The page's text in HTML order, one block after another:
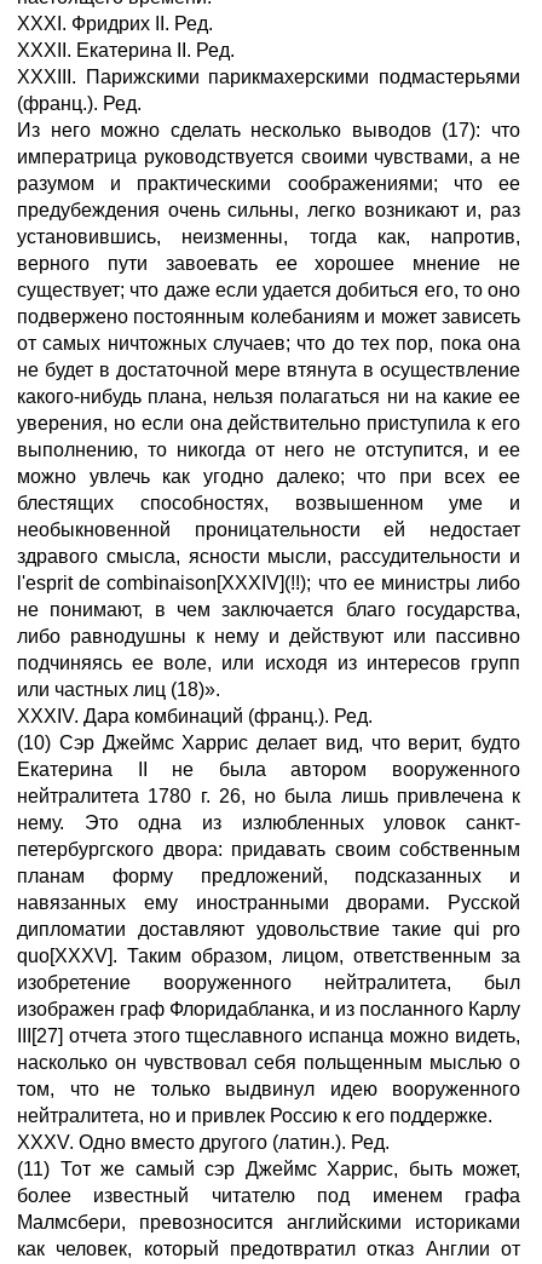
XXXI. Фридрих II. Ред.
XXXII. Екатерина II. Ред.
XXXIII. Парижскими парикмахерскими подмастерьями
(франц.). Ред.
Из него можно сделать несколько выводов (17): что
императрица руководствуется своими чувствами, а не
разумом и практическими соображениями; что ее
предубеждения очень сильны, легко возникают и, раз
установившись, неизменны, тогда как, напротив,
верного пути завоевать ее хорошее мнение не
существует; что даже если удается добиться его, то оно
подвержено постоянным колебаниям и может зависеть
от самых ничтожных случаев; что до тех пор, пока она
не будет в достаточной мере втянута в осуществление
какого-нибудь плана, нельзя полагаться ни на какие ее
уверения, но если она действительно приступила к его
выполнению, то никогда от него не отступится, и ее
можно увлечь как угодно далеко; что при всех ее
блестящих способностях, возвышенном уме и
необыкновенной проницательности ей недостает
здравого смысла, ясности мысли, рассудительности и
l'esprit de combinaison[XXXIV](!!); что ее министры либо
не понимают, в чем заключается благо государства,
либо равнодушны к нему и действуют или пассивно
подчиняясь ее воле, или исходя из интересов групп
или частных лиц (18)».
XXXIV. Дара комбинаций (франц.). Ред.
(10) Сэр Джеймс Харрис делает вид, что верит, будто
Екатерина II не была автором вооруженного
нейтралитета 1780 г. 26, но была лишь привлечена к
нему. Это одна из излюбленных уловок санкт-
петербургского двора: придавать своим собственным
планам форму предложений, подсказанных и
навязанных ему иностранными дворами. Русской
дипломатии доставляют удовольствие такие qui pro
quo[XXXV]. Таким образом, лицом, ответственным за
изобретение вооруженного нейтралитета, был
изображен граф Флоридабланка, и из посланного Карлу
III[27] отчета этого тщеславного испанца можно видеть,
насколько он чувствовал себя польщенным мыслью о
том, что не только выдвинул идею вооруженного
нейтралитета, но и привлек Россию к его поддержке.
XXXV. Одно вместо другого (латин.). Ред.
(11) Тот же самый сэр Джеймс Харрис, быть может,
более известный читателю под именем графа
Малмсбери, превозносится английскими историками
как человек, который предотвратил отказ Англии от